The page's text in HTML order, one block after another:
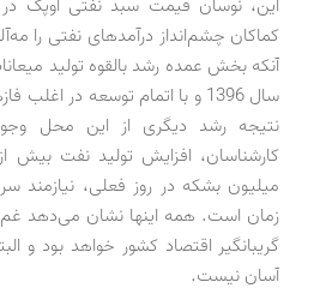
کماکان چشم‌انداز درآمدهای نفتی را
آنکه بخش عمده رشد بالقوه تولید
سال 1396 و با اتمام توسعه در
نتیجه رشد دیگری از این محل
کارشناسان، افزایش تولید نفت بیش
میلیون بشکه در روز فعلی، نیازمند
زمان است. همه اینها نشان می‌دهد غم
گریبانگیر اقتصاد کشور خواهد بود و
آسان نیست.